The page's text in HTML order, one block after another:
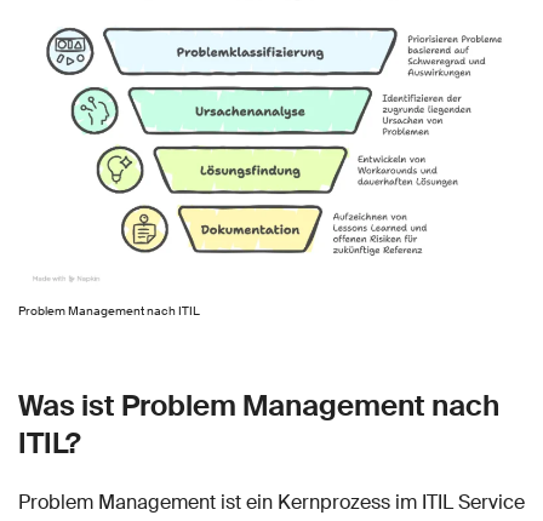
Problem Management nach ITIL
Was ist Problem Management nach
ITIL?
Problem Management ist ein Kernprozess im ITIL Service